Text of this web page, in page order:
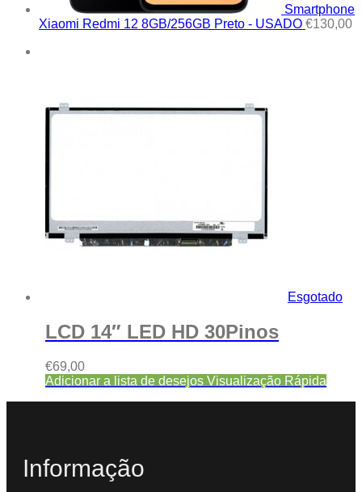
Smartphone
Xiaomi Redmi 12 8GB/256GB Preto - USADO €130,00
Esgotado
LCD 14″ LED HD 30Pinos
€69,00
Adicionar a lista de desejos Visualização Rápida
Informação